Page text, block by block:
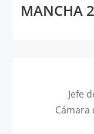
MANCHA
Jefe
Cámara